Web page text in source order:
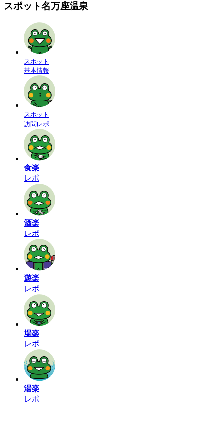
スポット名万座温泉
スポット
基本情報
スポット
訪問レポ
食楽
レポ
酒楽
レポ
遊楽
レポ
場楽
レポ
湯楽
レポ